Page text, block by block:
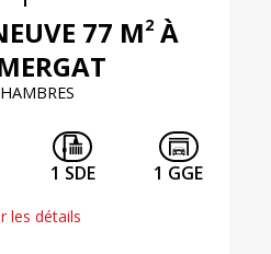
77 M2À
1 SDE 1 GGE
les détails